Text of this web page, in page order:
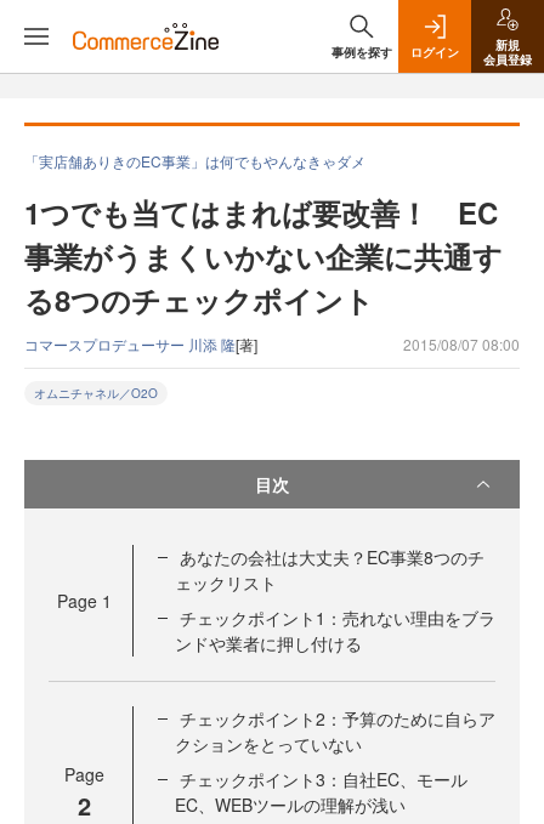
事例を探す ログイン
新規
会員登録
「実店舗ありきのEC事業」は何でもやんなきゃダメ
1つでも当てはまれば要改善！ EC
事業がうまくいかない企業に共通す
る8つのチェックポイント
コマースプロデューサー 川添 隆[著] 2015/08/07 08:00
オムニチャネル／O2O
目次
Page 1
あなたの会社は大丈夫？EC事業8つのチ
ェックリスト
チェックポイント1：売れない理由をブラ
ンドや業者に押し付ける
Page
2
チェックポイント2：予算のために自らア
クションをとっていない
チェックポイント3：自社EC、モール
EC、WEBツールの理解が浅い